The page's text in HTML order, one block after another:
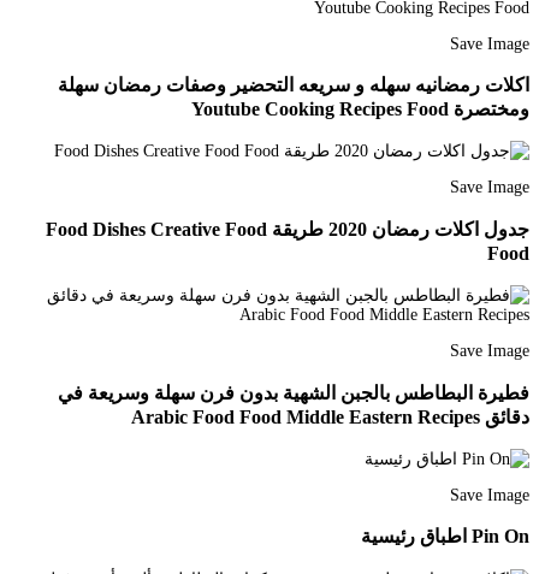
Save Image
اكلات رمضانيه سهله و سريعه التحضير وصفات رمضان سهلة
ومختصرة Youtube Cooking Recipes Food
Save Image
جدول اكلات رمضان 2020 طريقة Food Dishes Creative Food
Food
Save Image
فطيرة البطاطس بالجبن الشهية بدون فرن سهلة وسريعة في
دقائق Arabic Food Food Middle Eastern Recipes
Save Image
Pin On اطباق رئيسية